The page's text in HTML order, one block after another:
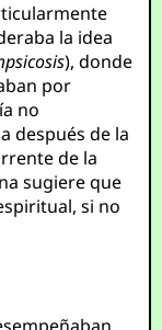
la idea
), donde
por
no
después de la
de la
sugiere que
si no